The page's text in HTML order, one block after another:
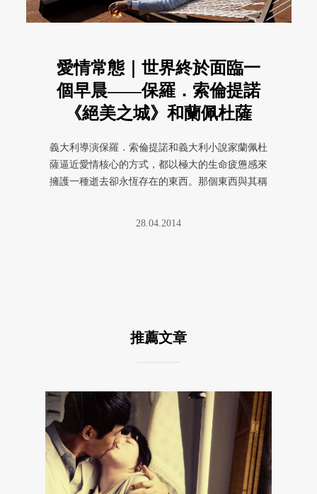
愛情常態｜世界終於面臨一
個早晨——保羅．索倫提諾
《絕美之城》和蘭佩杜薩
義大利導演保羅．索倫提諾和義大利小說家蘭佩杜
薩逼近愛情核心的方式，都以極大的生命疲憊感來
擁護一種逝去卻永恆存在的東西。那個東西與其稱
28.04.2014
推薦文章